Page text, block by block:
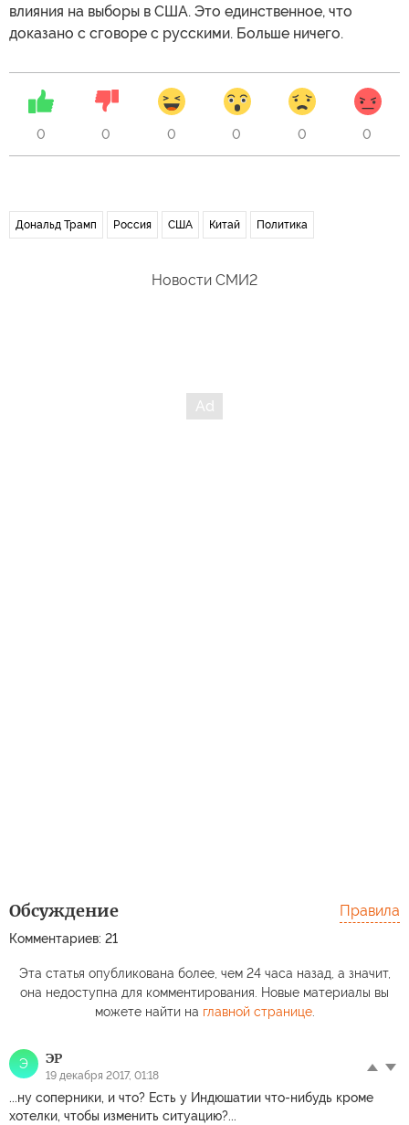
влияния на выборы в США. Это единственное, что
доказано с сговоре с русскими. Больше ничего.
0 0 0 0 0 0
Дональд Трамп Россия США Китай Политика
Новости СМИ2
Обсуждение
Комментариев: 21
Правила
Эта статья опубликована более, чем 24 часа назад, а значит,
она недоступна для комментирования. Новые материалы вы
можете найти на главной странице.
Э ЭР
19 декабря 2017, 01:18
...ну соперники, и что? Есть у Индюшатии что-нибудь кроме
хотелки, чтобы изменить ситуацию?...